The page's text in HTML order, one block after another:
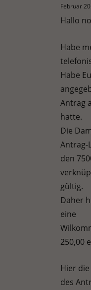
Februar
Hallo
Habe
Habe
Antrag
hatte.
Die
Antrag-
den
gültig.
Daher
eine
250,00
Hier
des